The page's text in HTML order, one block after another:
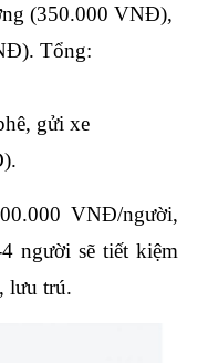
(350.000 VNĐ),
Tổng:
gửi xe
VNĐ/người,
người sẽ tiết kiệm
lưu trú.